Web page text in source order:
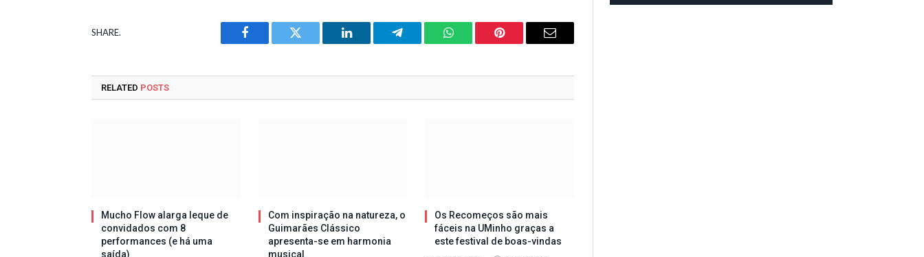
SHARE.
Facebook Twitter LinkedIn Telegram WhatsAppPinterest Email
RELATED POSTS
Mucho Flow alarga leque de
convidados com 8
performances (e há uma
saída)
Com inspiração na natureza, o
Guimarães Clássico
apresenta-se em harmonia
musical
Os Recomeços são mais
fáceis na UMinho graças a
este festival de boas-vindas